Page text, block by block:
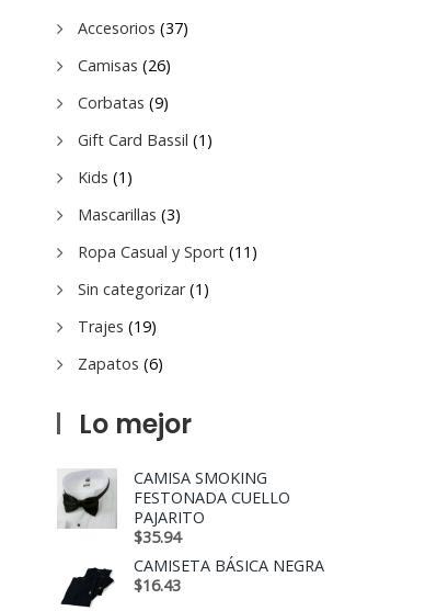
Accesorios (37)
Camisas (26)
Corbatas (9)
Gift Card Bassil (1)
Kids (1)
Mascarillas (3)
Ropa Casual y Sport (11)
Sin categorizar (1)
Trajes (19)
Zapatos (6)
Lo mejor
CAMISA SMOKING
FESTONADA CUELLO
PAJARITO
$35.94
CAMISETA BÁSICA NEGRA
$16.43